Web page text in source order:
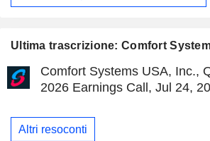
Ultima trascrizione: Comfort
Comfort Systems USA, Inc.,
2026 Earnings Call, Jul 24,
Altri resoconti